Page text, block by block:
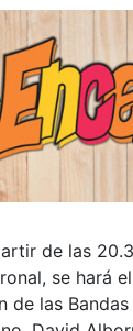
de las
se hará
de las Bandas